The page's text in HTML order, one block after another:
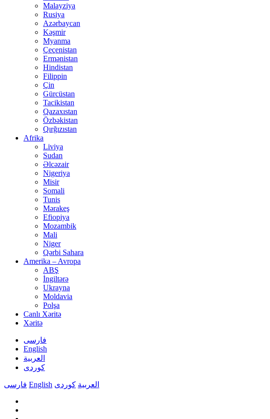
Malayziya
Rusiya
Azərbaycan
Kəşmir
Myanma
Çeçenistan
Ermənistan
Hindistan
Filippin
Çin
Gürcüstan
Tacikistan
Qazaxıstan
Özbəkistan
Qırğızıstan
Afrika
Liviya
Sudan
Əlcəzair
Nigeriya
Misir
Somali
Tunis
Mərakeş
Efiopiya
Mozambik
Mali
Niger
Qərbi Sahara
Amerika – Avropa
ABŞ
İngiltərə
Ukrayna
Moldavia
Polşa
Canlı Xəritə
Xəritə
فارسی
English
العربیة
کوردی
فارسی English العربیة کوردی